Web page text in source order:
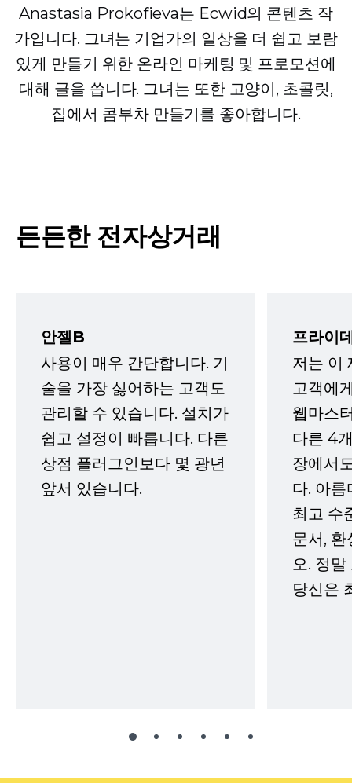
Anastasia Prokofieva는 Ecwid의 콘텐츠 작
가입니다. 그녀는 기업가의 일상을 더 쉽고 보람
있게 만들기 위한 온라인 마케팅 및 프로모션에
대해 글을 씁니다. 그녀는 또한 고양이, 초콜릿,
집에서 콤부차 만들기를 좋아합니다.
든든한 전자상거래
안젤B
사용이 매우 간단합니다. 기
술을 가장 싫어하는 고객도
관리할 수 있습니다. 설치가
쉽고 설정이 빠릅니다. 다른
상점 플러그인보다 몇 광년
앞서 있습니다.
프라이
저는 이
고객에
웹마스
다른 4
장에서
다. 아름
최고 수
문서,
오. 정
당신은